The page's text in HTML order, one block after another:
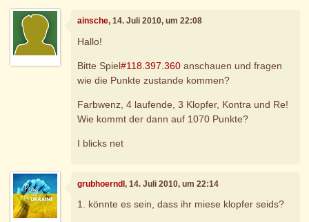
ainsche, 14. Juli 2010, um 22:08
Hallo!
Bitte Spiel#118.397.360 anschauen und fragen
wie die Punkte zustande kommen?
Farbwenz, 4 laufende, 3 Klopfer, Kontra und Re!
Wie kommt der dann auf 1070 Punkte?
I blicks net
grubhoerndl, 14. Juli 2010, um 22:14
1. könnte es sein, dass ihr miese klopfer seids?